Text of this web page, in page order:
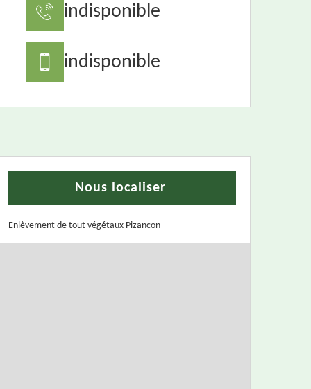
indisponible
indisponible
Nous localiser
Enlèvement de tout végétaux Pizancon